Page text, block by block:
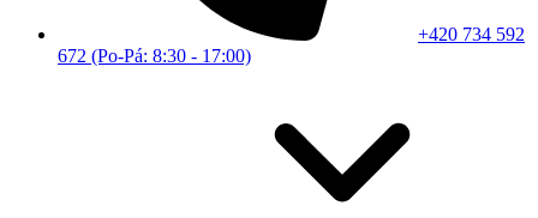
+420 734 592
672 (Po-Pá: 8:30 - 17:00)